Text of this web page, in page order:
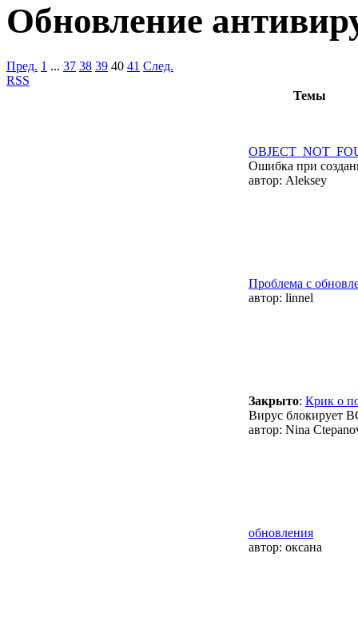
Обновление
Пред. 1 ... 37 38 39 40 41 След.
RSS
Темы
Ошибка при
автор: Aleksey
Проблема с
автор: linnel
Закрыто: Крик о
Вирус блокирует
автор: Nina
обновления
автор: оксана